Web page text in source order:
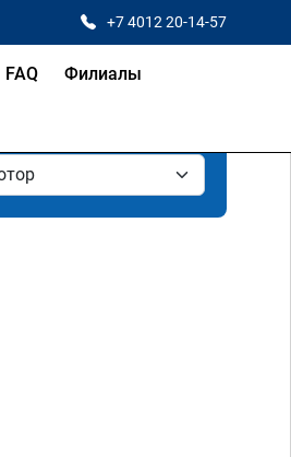
+7 4012 20-14-57
FAQ Филиалы